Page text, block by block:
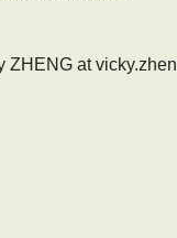
ZHENG at